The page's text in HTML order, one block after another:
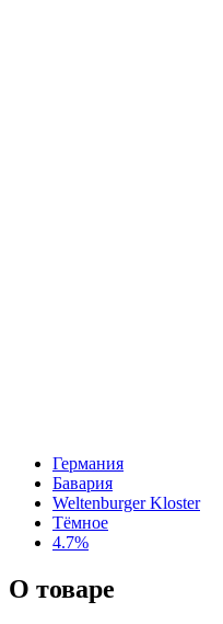
Германия
Бавария
Weltenburger Kloster
Тёмное
4.7%
О товаре